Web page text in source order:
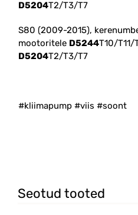
D5204T2/T3/T7
S80 (2009-2015),
mootoritele D5244T10/T11/
D5204T2/T3/T7
#kliimapump #viis #soont
Seotud tooted